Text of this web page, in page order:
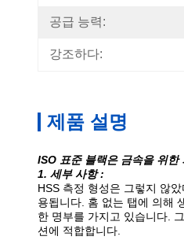
공급 능력:
강조하다:
제품 설명
ISO 표준 블랙은 금속을 위
1. 세부 사항 :
HSS 측정 형성은 그렇지 않
용됩니다. 홈 없는 탭에 의해
한 명부를 가지고 있습니다.
션에 적합합니다.